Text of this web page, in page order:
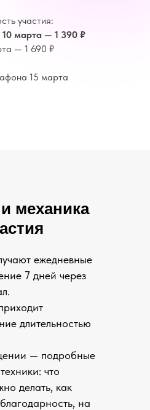
участия:
марта — 1 390 ₽
— 1 690 ₽
15 марта
механика
ежедневные
7 дней через
длительностью
— подробные
что
делать, как
на